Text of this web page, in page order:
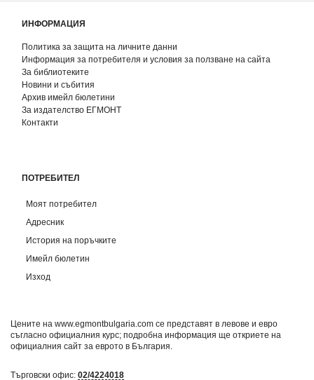
ИНФОРМАЦИЯ
Политика за защита на личните данни
Информация за потребителя и условия за ползване на сайта
За библиотеките
Новини и събития
Архив имейл бюлетини
За издателство ЕГМОНТ
Контакти
ПОТРЕБИТЕЛ
Моят потребител
Адресник
История на поръчките
Имейл бюлетин
Изход
Цените на www.egmontbulgaria.com се представят в левове и евро
съгласно официалния курс; подробна информация ще откриете на
официалния сайт за еврото в България
Търговски офис: 02/4224018